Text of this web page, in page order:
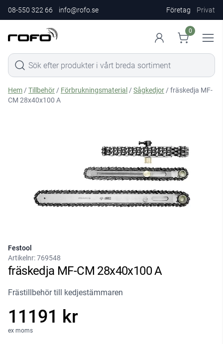
08-550 322 66 info@rofo.se Företag Privat
0
Hem /Tillbehör / Förbrukningsmaterial /Sågkedjor / fräskedja MF-
CM 28x40x100 A
Festool
Artikelnr:769548
fräskedja MF-CM 28x40x100 A
Frästillbehör till kedjestämmaren
11191 kr
ex moms